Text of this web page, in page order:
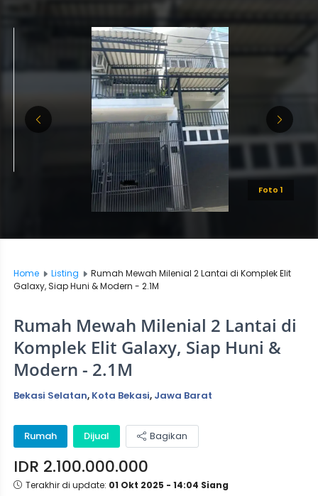
Foto 1
Home Listing
Rumah Mewah Milenial 2 Lantai di Komplek Elit
Galaxy, Siap Huni & Modern - 2.1M
Rumah Mewah Milenial 2 Lantai di
Komplek Elit Galaxy, Siap Huni &
Modern - 2.1M
Bekasi Selatan, Kota Bekasi, Jawa Barat
Rumah Dijual Bagikan
IDR 2.100.000.000
Terakhir di update: 01 Okt 2025 - 14:04 Siang